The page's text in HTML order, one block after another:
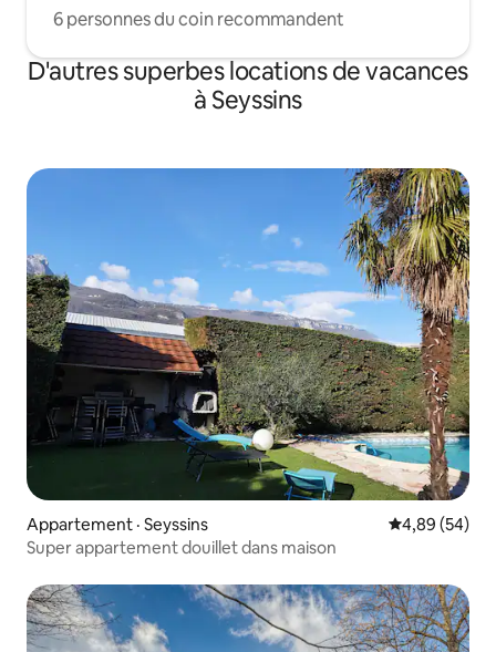
6 personnes du coin recommandent
D'autres superbes locations de vacances
à Seyssins
Appartement · Seyssins Note
4,89 (54)
Super appartement douillet dans maison